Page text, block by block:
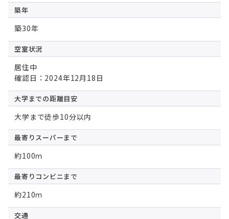
築年
築30年
空室状況
居住中
確認日：2024年12月18日
大学までの距離目安
大学まで徒歩10分以内
最寄りスーパーまで
約100ｍ
最寄りコンビニまで
約210ｍ
交通